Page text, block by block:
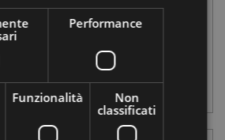
di Classe
e natura
Performance
Funzionalità
Non
classificati